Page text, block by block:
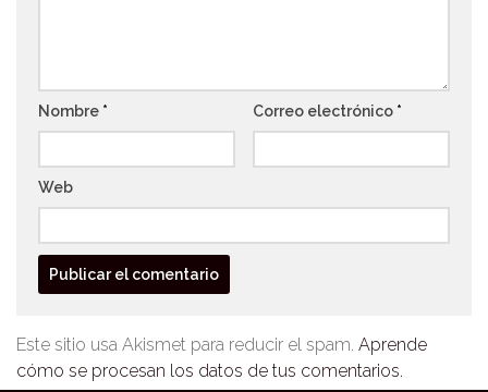
Nombre * Correo electrónico *
Web
Este sitio usa Akismet para reducir el spam. Aprende
cómo se procesan los datos de tus comentarios.